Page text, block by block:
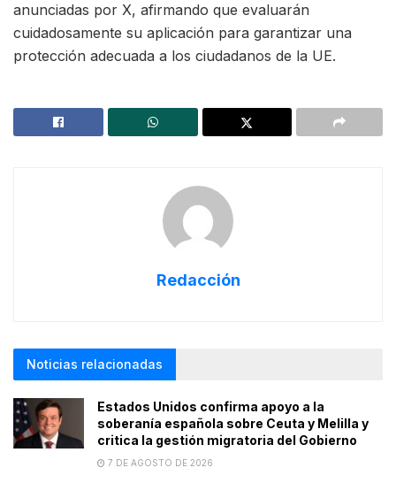
anunciadas por X, afirmando que evaluarán
cuidadosamente su aplicación para garantizar una
protección adecuada a los ciudadanos de la UE.
Redacción
Noticias relacionadas
Estados Unidos confirma apoyo a la
soberanía española sobre Ceuta y Melilla y
critica la gestión migratoria del Gobierno
7 DE AGOSTO DE 2026